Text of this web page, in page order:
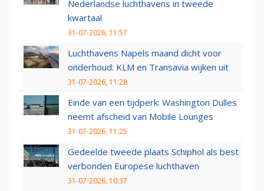
Nederlandse luchthavens in tweede
kwartaal
31-07-2026, 11:57
Luchthavens Napels maand dicht voor
onderhoud: KLM en Transavia wijken uit
31-07-2026, 11:28
Einde van een tijdperk: Washington Dulles
neemt afscheid van Mobile Lounges
31-07-2026, 11:25
Gedeelde tweede plaats Schiphol als best
verbonden Europese luchthaven
31-07-2026, 10:37